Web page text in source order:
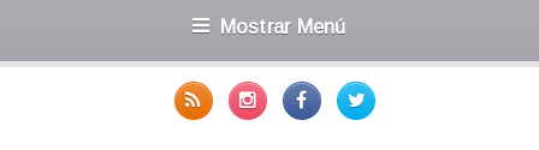
Mostrar Menú